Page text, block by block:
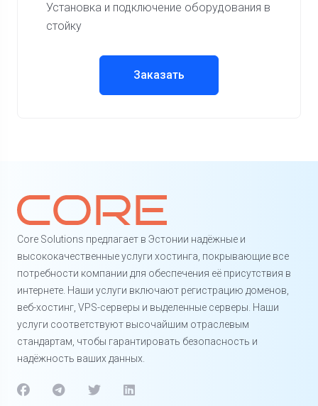
Установка и подключение оборудования в
стойку
Заказать
Core Solutions предлагает в Эстонии надёжные и
высококачественные услуги хостинга, покрывающие все
потребности компании для обеспечения её присутствия в
интернете. Наши услуги включают регистрацию доменов,
веб-хостинг, VPS-серверы и выделенные серверы. Наши
услуги соответствуют высочайшим отраслевым
стандартам, чтобы гарантировать безопасность и
надёжность ваших данных.